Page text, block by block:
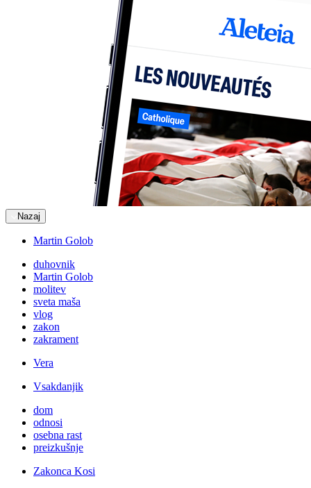
Nazaj
Martin Golob
duhovnik
Martin Golob
molitev
sveta maša
vlog
zakon
zakrament
Vera
Vsakdanjik
dom
odnosi
osebna rast
preizkušnje
Zakonca Kosi